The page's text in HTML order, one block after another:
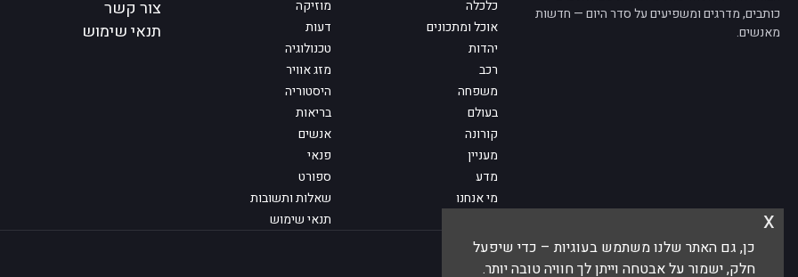
כן, גם האתר שלנו משתמש בעוגיות – כדי שיפעל
חלק, ישמור על אבטחה וייתן לך חוויה טובה יותר.
x
כותבים, מדרגים ומשפיעים על סדר היום — חדשות
מאנשים.
כלכלה
מוזיקה
אוכל ומתכונים
דעות
יהדות
טכנולוגיה
רכב
מזג אוויר
משפחה
היסטוריה
בעולם
בריאות
קורונה
אנשים
מעניין
פנאי
מדע
ספורט
מי אנחנו
שאלות ותשובות
תנאי שימוש
צור קשר
תנאי שימוש